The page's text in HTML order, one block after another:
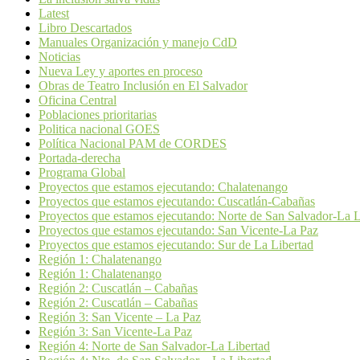
Latest
Libro Descartados
Manuales Organización y manejo CdD
Noticias
Nueva Ley y aportes en proceso
Obras de Teatro Inclusión en El Salvador
Oficina Central
Poblaciones prioritarias
Politica nacional GOES
Política Nacional PAM de CORDES
Portada-derecha
Programa Global
Proyectos que estamos ejecutando: Chalatenango
Proyectos que estamos ejecutando: Cuscatlán-Cabañas
Proyectos que estamos ejecutando: Norte de San Salvador-La
Proyectos que estamos ejecutando: San Vicente-La Paz
Proyectos que estamos ejecutando: Sur de La Libertad
Región 1: Chalatenango
Región 1: Chalatenango
Región 2: Cuscatlán – Cabañas
Región 2: Cuscatlán – Cabañas
Región 3: San Vicente – La Paz
Región 3: San Vicente-La Paz
Región 4: Norte de San Salvador-La Libertad